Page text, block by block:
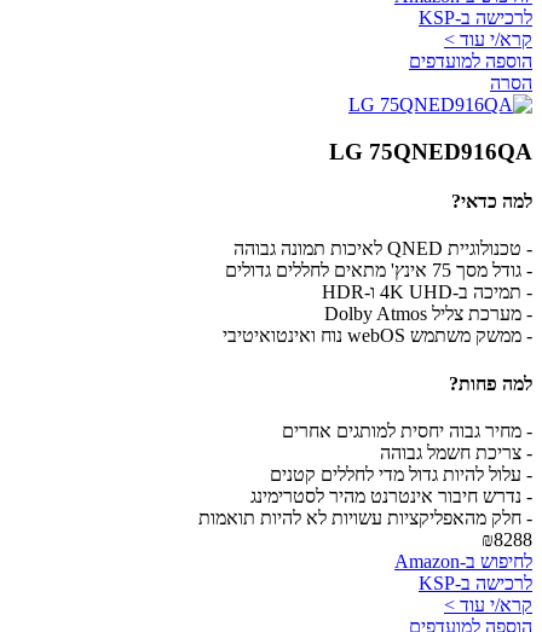
לרכישה ב-KSP
קרא/י עוד >
הוספה למועדפים
הסרה
LG 75QNED916QA
למה כדאי?
- טכנולוגיית QNED לאיכות תמונה גבוהה
- גודל מסך 75 אינץ' מתאים לחללים גדולים
- תמיכה ב-4K UHD ו-HDR
- מערכת צליל Dolby Atmos
- ממשק משתמש webOS נוח ואינטואיטיבי
למה פחות?
- מחיר גבוה יחסית למותגים אחרים
- צריכת חשמל גבוהה
- עלול להיות גדול מדי לחללים קטנים
- נדרש חיבור אינטרנט מהיר לסטרימינג
- חלק מהאפליקציות עשויות לא להיות תואמות
₪8288
לחיפוש ב-Amazon
לרכישה ב-KSP
קרא/י עוד >
הוספה למועדפים